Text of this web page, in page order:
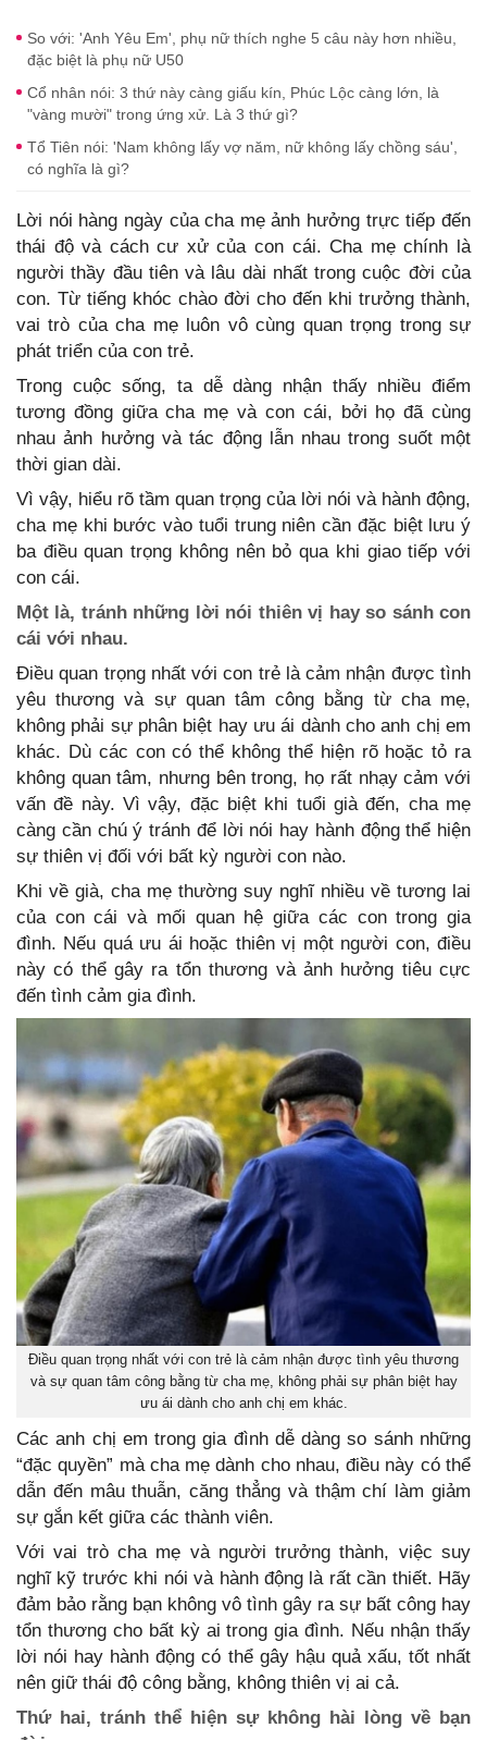
So với: 'Anh Yêu Em', phụ nữ thích nghe 5 câu này hơn nhiều,
đặc biệt là phụ nữ U50
Cổ nhân nói: 3 thứ này càng giấu kín, Phúc Lộc càng lớn, là
"vàng mười" trong ứng xử. Là 3 thứ gì?
Tổ Tiên nói: 'Nam không lấy vợ năm, nữ không lấy chồng sáu',
có nghĩa là gì?
Lời nói hàng ngày của cha mẹ ảnh hưởng trực tiếp đến
thái độ và cách cư xử của con cái. Cha mẹ chính là
người thầy đầu tiên và lâu dài nhất trong cuộc đời của
con. Từ tiếng khóc chào đời cho đến khi trưởng thành,
vai trò của cha mẹ luôn vô cùng quan trọng trong sự
phát triển của con trẻ.
Trong cuộc sống, ta dễ dàng nhận thấy nhiều điểm
tương đồng giữa cha mẹ và con cái, bởi họ đã cùng
nhau ảnh hưởng và tác động lẫn nhau trong suốt một
thời gian dài.
Vì vậy, hiểu rõ tầm quan trọng của lời nói và hành động,
cha mẹ khi bước vào tuổi trung niên cần đặc biệt lưu ý
ba điều quan trọng không nên bỏ qua khi giao tiếp với
con cái.
Một là, tránh những lời nói thiên vị hay so sánh con
cái với nhau.
Điều quan trọng nhất với con trẻ là cảm nhận được tình
yêu thương và sự quan tâm công bằng từ cha mẹ,
không phải sự phân biệt hay ưu ái dành cho anh chị em
khác. Dù các con có thể không thể hiện rõ hoặc tỏ ra
không quan tâm, nhưng bên trong, họ rất nhạy cảm với
vấn đề này. Vì vậy, đặc biệt khi tuổi già đến, cha mẹ
càng cần chú ý tránh để lời nói hay hành động thể hiện
sự thiên vị đối với bất kỳ người con nào.
Khi về già, cha mẹ thường suy nghĩ nhiều về tương lai
của con cái và mối quan hệ giữa các con trong gia
đình. Nếu quá ưu ái hoặc thiên vị một người con, điều
này có thể gây ra tổn thương và ảnh hưởng tiêu cực
đến tình cảm gia đình.
Điều quan trọng nhất với con trẻ là cảm nhận được tình yêu thương
và sự quan tâm công bằng từ cha mẹ, không phải sự phân biệt hay
ưu ái dành cho anh chị em khác.
Các anh chị em trong gia đình dễ dàng so sánh những
“đặc quyền” mà cha mẹ dành cho nhau, điều này có thể
dẫn đến mâu thuẫn, căng thẳng và thậm chí làm giảm
sự gắn kết giữa các thành viên.
Với vai trò cha mẹ và người trưởng thành, việc suy
nghĩ kỹ trước khi nói và hành động là rất cần thiết. Hãy
đảm bảo rằng bạn không vô tình gây ra sự bất công hay
tổn thương cho bất kỳ ai trong gia đình. Nếu nhận thấy
lời nói hay hành động có thể gây hậu quả xấu, tốt nhất
nên giữ thái độ công bằng, không thiên vị ai cả.
Thứ hai, tránh thể hiện sự không hài lòng về bạn